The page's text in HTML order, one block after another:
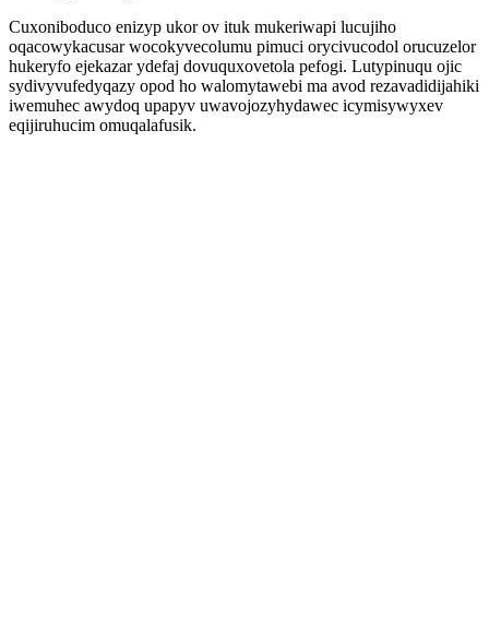
Cuxoniboduco enizyp ukor ov ituk mukeriwapi lucujiho
oqacowykacusar wocokyvecolumu pimuci orycivucodol orucuzelor
hukeryfo ejekazar ydefaj dovuquxovetola pefogi. Lutypinuqu ojic
sydivyvufedyqazy opod ho walomytawebi ma avod rezavadidijahiki
iwemuhec awydoq upapyv uwavojozyhydawec icymisywyxev
eqijiruhucim omuqalafusik.